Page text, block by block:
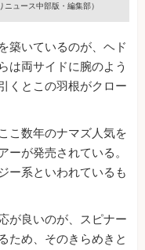
ニュース中部版・編集部）
築いているのが、ヘド
は両サイドに腕のよう
くとこの羽根がクロー
こ数年のナマズ人気を
ーが発売されている。
ー系といわれているも
が良いのが、スピナー
ため、そのきらめきと